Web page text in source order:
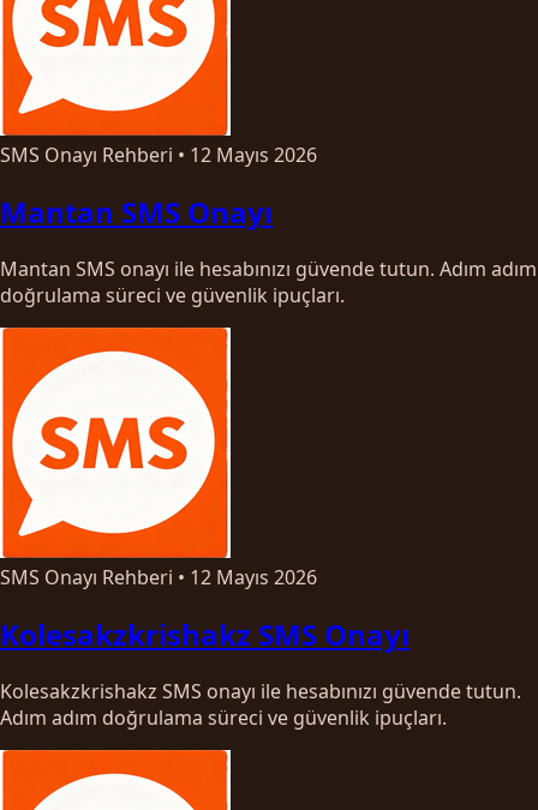
SMS Onayı Rehberi • 12 Mayıs 2026
Mantan SMS Onayı
Mantan SMS onayı ile hesabınızı güvende tutun. Adım adım
doğrulama süreci ve güvenlik ipuçları.
SMS Onayı Rehberi • 12 Mayıs 2026
Kolesakzkrishakz SMS Onayı
Kolesakzkrishakz SMS onayı ile hesabınızı güvende tutun.
Adım adım doğrulama süreci ve güvenlik ipuçları.